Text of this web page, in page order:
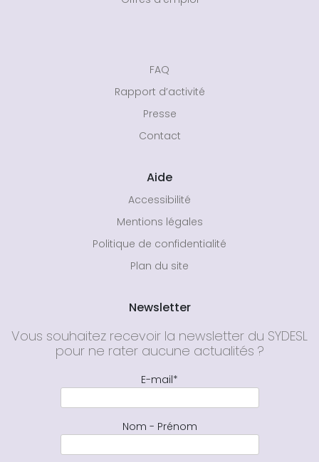
FAQ
Rapport d’activité
Presse
Contact
Aide
Accessibilité
Mentions légales
Politique de confidentialité
Plan du site
Newsletter
Vous souhaitez recevoir la newsletter du SYDESL
pour ne rater aucune actualités ?
E-mail*
Nom - Prénom